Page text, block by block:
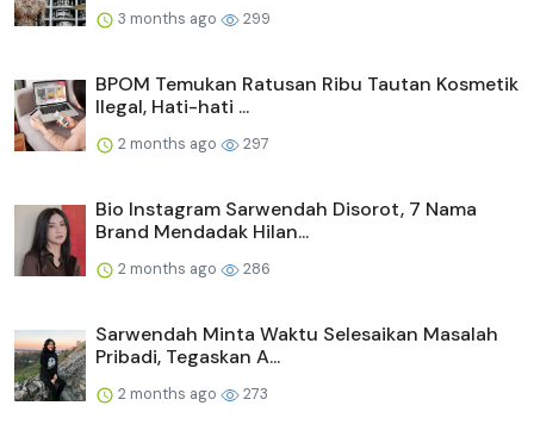
3 months ago 299
BPOM Temukan Ratusan Ribu Tautan Kosmetik
Ilegal, Hati-hati ...
2 months ago 297
Bio Instagram Sarwendah Disorot, 7 Nama
Brand Mendadak Hilan...
2 months ago 286
Sarwendah Minta Waktu Selesaikan Masalah
Pribadi, Tegaskan A...
2 months ago 273